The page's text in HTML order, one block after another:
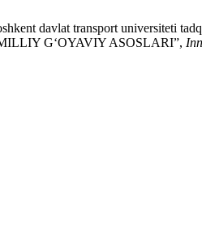
davlat transport universiteti
G‘OYAVIY ASOSLARI”,